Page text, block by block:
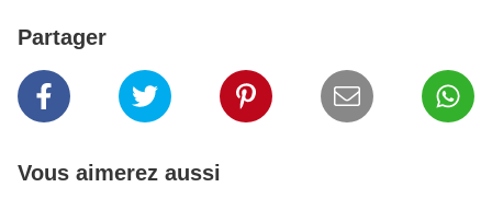
Partager
Vous aimerez aussi